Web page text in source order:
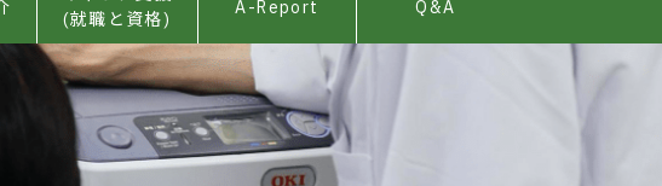
(就職と資格)
A-Report Q&A